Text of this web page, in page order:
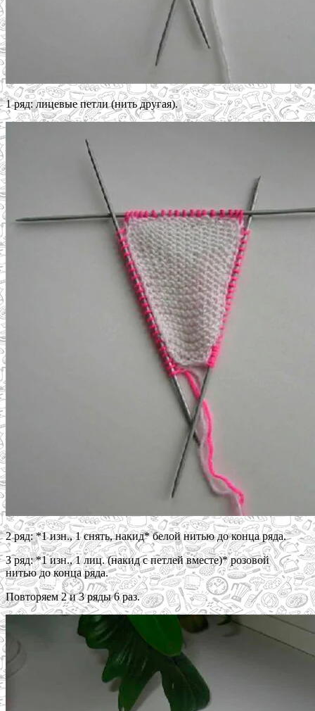
1 ряд: лицевые петли (нить другая).
2 ряд: *1 изн., 1 снять, накид* белой нитью до конца ряда.
3 ряд: *1 изн., 1 лиц. (накид с петлей вместе)* розовой
нитью до конца ряда.
Повторяем 2 и 3 ряды 6 раз.